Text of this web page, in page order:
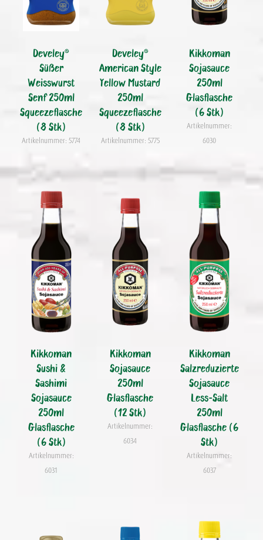
Develey®
Süßer
Weisswurst
Senf 250ml
Squeezeflasche
(8 Stk)
Artikelnummer: 5774
Develey®
American Style
Yellow Mustard
250ml
Squeezeflasche
(8 Stk)
Artikelnummer: 5775
Kikkoman
Sojasauce
250ml
Glasflasche
(6 Stk)
Artikelnummer:
6030
Kikkoman
Sushi &
Sashimi
Sojasauce
250ml
Glasflasche
(6 Stk)
Artikelnummer:
6031
Kikkoman
Sojasauce
250ml
Glasflasche
(12 Stk)
Artikelnummer:
6034
Kikkoman
Salzreduzierte
Sojasauce
Less-Salt
250ml
Glasflasche (6
Stk)
Artikelnummer:
6037